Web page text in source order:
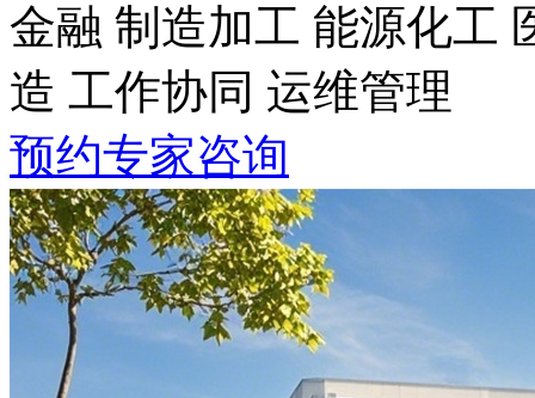
金融 制造加工 能源化工
造 工作协同 运维管理
预约专家咨询